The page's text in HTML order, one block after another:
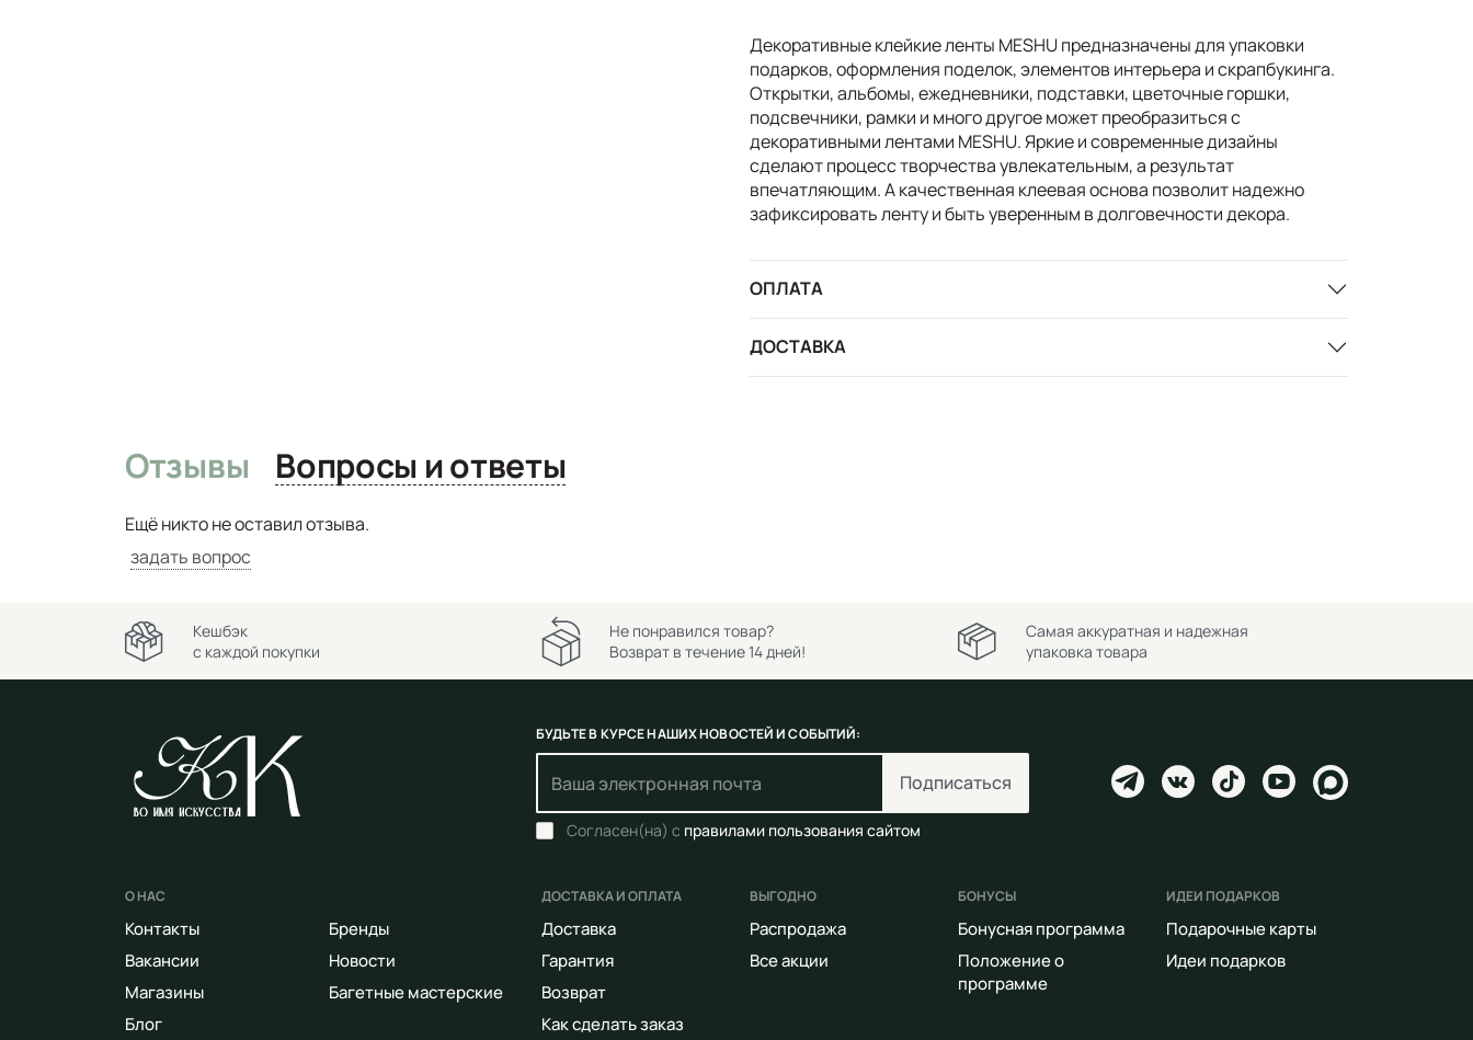
Декоративные клейкие ленты MESHU предназначены для упаковки
подарков, оформления поделок, элементов интерьера и скрапбукинга.
Открытки, альбомы, ежедневники, подставки, цветочные горшки,
подсвечники, рамки и много другое может преобразиться с
декоративными лентами MESHU. Яркие и современные дизайны
сделают процесс творчества увлекательным, а результат
впечатляющим. А качественная клеевая основа позволит надежно
зафиксировать ленту и быть уверенным в долговечности декора.
ОПЛАТА
ДОСТАВКА
Отзывы Вопросы и ответы
Ещё никто не оставил отзыва.
задать вопрос
Кешбэк
с каждой покупки
Не понравился товар?
Возврат в течение 14 дней!
Самая аккуратная и надежная
упаковка товара
БУДЬТЕ В КУРСЕ НАШИХ НОВОСТЕЙ И СОБЫТИЙ:
Подписаться
Согласен(на) с правилами пользования сайтом
О НАС
Контакты
Вакансии
Магазины
Блог
Бренды
Новости
Багетные мастерские
ДОСТАВКА И ОПЛАТА
Доставка
Гарантия
Возврат
Как сделать заказ
ВЫГОДНО
Распродажа
Все акции
БОНУСЫ
Бонусная программа
Положение о
программе
ИДЕИ ПОДАРКОВ
Подарочные карты
Идеи подарков